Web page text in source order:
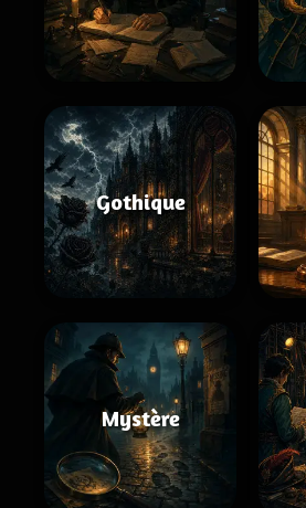
Gothique
Mystère